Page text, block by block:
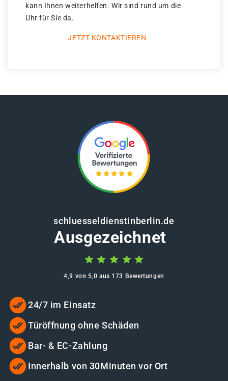
kann Ihnen weiterhelfen. Wir sind rund um die
Uhr für Sie da.
JETZT KONTAKTIEREN
schluesseldienstinberlin.de
Ausgezeichnet
4,9 von 5,0 aus 173 Bewertungen
24/7 im Einsatz
Türöffnung ohne Schäden
Bar- & EC-Zahlung
Innerhalb von 30Minuten vor Ort